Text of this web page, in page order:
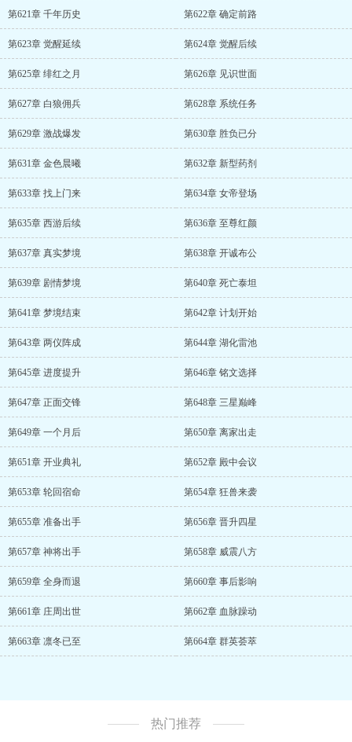
第621章 千年历史 第622章 确定前路
第623章 觉醒延续 第624章 觉醒后续
第625章 绯红之月 第626章 见识世面
第627章 白狼佣兵 第628章 系统任务
第629章 激战爆发 第630章 胜负已分
第631章 金色晨曦 第632章 新型药剂
第633章 找上门来 第634章 女帝登场
第635章 西游后续 第636章 至尊红颜
第637章 真实梦境 第638章 开诚布公
第639章 剧情梦境 第640章 死亡泰坦
第641章 梦境结束 第642章 计划开始
第643章 两仪阵成 第644章 湖化雷池
第645章 进度提升 第646章 铭文选择
第647章 正面交锋 第648章 三星巅峰
第649章 一个月后 第650章 离家出走
第651章 开业典礼 第652章 殿中会议
第653章 轮回宿命 第654章 狂兽来袭
第655章 准备出手 第656章 晋升四星
第657章 神将出手 第658章 威震八方
第659章 全身而退 第660章 事后影响
第661章 庄周出世 第662章 血脉躁动
第663章 凛冬已至 第664章 群英荟萃
热门推荐